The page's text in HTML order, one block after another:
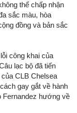
thể chấp nhận
sắc màu, hòa
đồng và bản sắc
công khai của
lạc bộ đã tiến
CLB Chelsea
gay gắt về hành
Fernandez hướng về